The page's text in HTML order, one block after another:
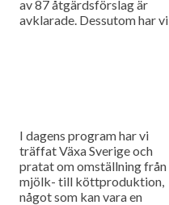
av 87 åtgärdsförslag är
avklarade. Dessutom har vi
I dagens program har vi
träffat Växa Sverige och
pratat om omställning från
mjölk- till köttproduktion,
något som kan vara en